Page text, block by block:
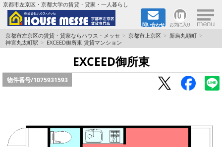
京都市左京区・京都大学の賃貸・貸家・一人暮らし
問い合わせ お気に入り ×
TOPページ
地域から検索
書類DL & 入居者さまへ
京都市左京区の賃貸・貸家ならハウス・メッセ 京都市上京区
新烏丸頭町
神宮丸太町駅
EXCEED御所東 賃貸マンション
EXCEED御所東
物件番号/1075931593